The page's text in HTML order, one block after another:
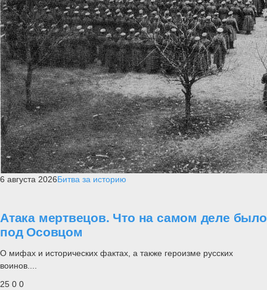
6 августа 2026Битва за историю
Атака мертвецов. Что на самом деле было
под Осовцом
О мифах и исторических фактах, а также героизме русских
воинов....
25 0 0